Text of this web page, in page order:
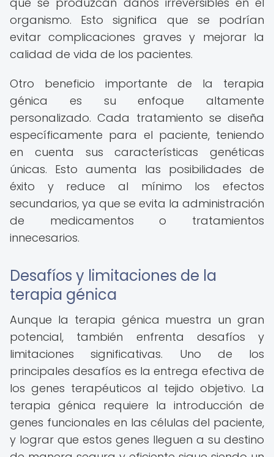
organismo. Esto significa que se podrían
evitar complicaciones graves y mejorar la
calidad de vida de los pacientes.
Otro beneficio importante de la terapia
génica es su enfoque altamente
personalizado. Cada tratamiento se diseña
específicamente para el paciente, teniendo
en cuenta sus características genéticas
únicas. Esto aumenta las posibilidades de
éxito y reduce al mínimo los efectos
secundarios, ya que se evita la administración
de medicamentos o tratamientos
innecesarios.
Desafíos y limitaciones de la
terapia génica
Aunque la terapia génica muestra un gran
potencial, también enfrenta desafíos y
limitaciones significativas. Uno de los
principales desafíos es la entrega efectiva de
los genes terapéuticos al tejido objetivo. La
terapia génica requiere la introducción de
genes funcionales en las células del paciente,
y lograr que estos genes lleguen a su destino